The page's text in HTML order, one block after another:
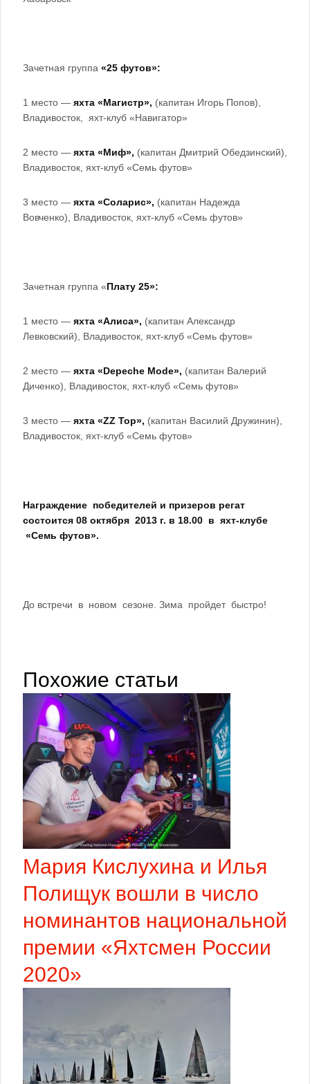
Зачетная группа «25 футов»:
1 место — яхта «Магистр», (капитан Игорь Попов),
Владивосток, яхт-клуб «Навигатор»
2 место — яхта «Миф», (капитан Дмитрий Обедзинский),
Владивосток, яхт-клуб «Семь футов»
3 место — яхта «Соларис», (капитан Надежда
Вовченко), Владивосток, яхт-клуб «Семь футов»
Зачетная группа «Плату 25»:
1 место — яхта «Алиса», (капитан Александр
Левковский), Владивосток, яхт-клуб «Семь футов»
2 место — яхта «Depeche Mode», (капитан Валерий
Диченко), Владивосток, яхт-клуб «Семь футов»
3 место — яхта «ZZ Top», (капитан Василий Дружинин),
Владивосток, яхт-клуб «Семь футов»
Награждение победителей и призеров регат
состоится 08 октября 2013 г. в 18.00 в яхт-клубе
«Семь футов».
До встречи в новом сезоне. Зима пройдет быстро!
Похожие статьи
Мария Кислухина и Илья
Полищук вошли в число
номинантов национальной
премии «Яхтсмен России
2020»